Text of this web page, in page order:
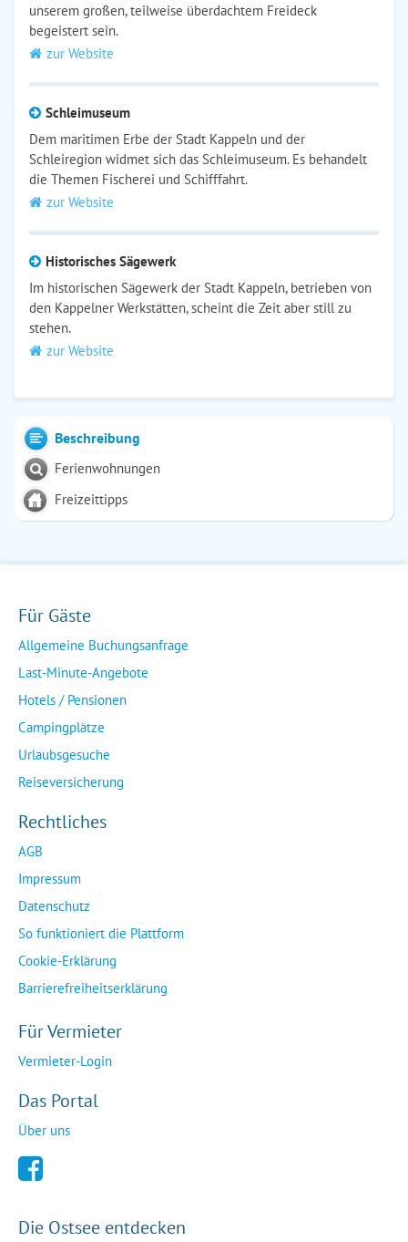
unserem großen, teilweise überdachtem Freideck
begeistert sein.
zur Website
Schleimuseum
Dem maritimen Erbe der Stadt Kappeln und der
Schleiregion widmet sich das Schleimuseum. Es behandelt
die Themen Fischerei und Schifffahrt.
zur Website
Historisches Sägewerk
Im historischen Sägewerk der Stadt Kappeln, betrieben von
den Kappelner Werkstätten, scheint die Zeit aber still zu
stehen.
zur Website
Beschreibung
Ferienwohnungen
Freizeittipps
Für Gäste
Allgemeine Buchungsanfrage
Last-Minute-Angebote
Hotels / Pensionen
Campingplätze
Urlaubsgesuche
Reiseversicherung
Rechtliches
AGB
Impressum
Datenschutz
So funktioniert die Plattform
Cookie-Erklärung
Barrierefreiheitserklärung
Für Vermieter
Vermieter-Login
Das Portal
Über uns
Die Ostsee entdecken